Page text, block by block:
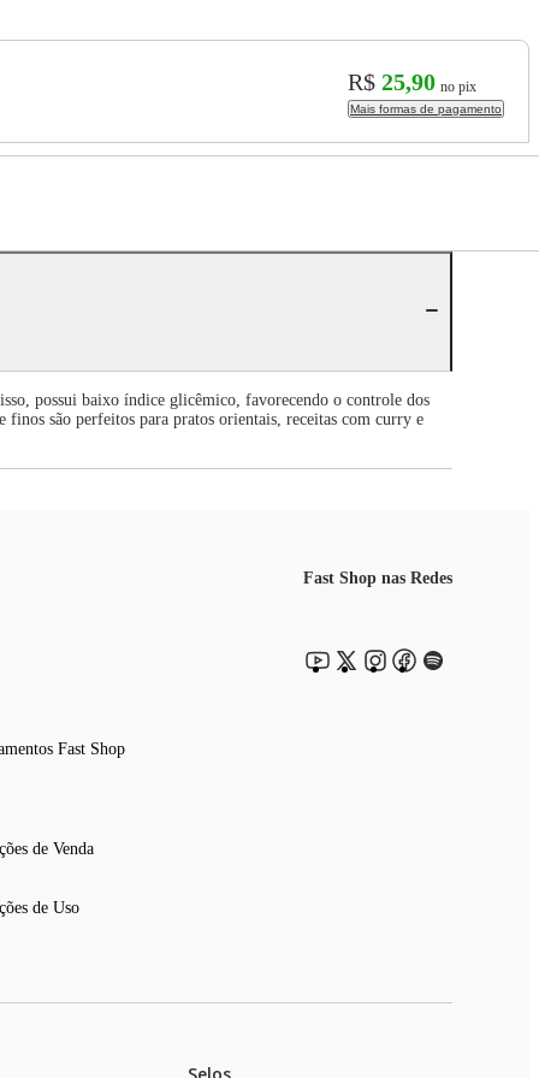
R$ 25,90 no pix
Mais formas de pagamento
possui baixo índice glicêmico, favorecendo o controle dos
são perfeitos para pratos orientais, receitas com curry e
Fast Shop
de Venda
de Uso
Fast Shop nas Redes